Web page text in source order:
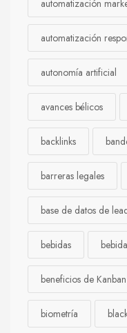
automatización
automatización
autonomía artificial
avances bélicos
backlinks
barreras legales
base de datos de
bebidas
beneficios de
biometría